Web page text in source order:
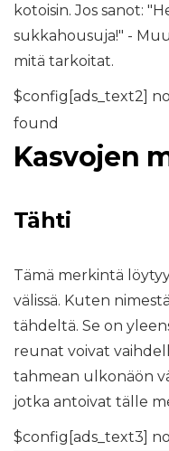
kotoisin. Jos sanot:
sukkahousuja!" -
mitä tarkoitat.
$config[ads_text2]
found
Kasvojen
Tähti
Tämä merkintä
välissä. Kuten
tähdeltä. Se on
reunat voivat
tahmean ulkonäön
jotka antoivat tälle
$config[ads_text3]